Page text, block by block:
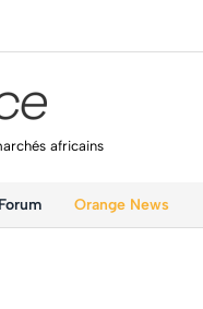
africains
Forum Orange News